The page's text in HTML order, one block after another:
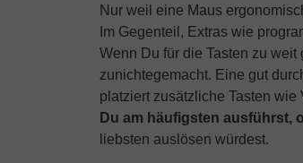
Nur weil eine Maus
Im Gegenteil, Extras wie
Wenn Du für die Tasten zu
zunichtegemacht. Eine gut
platziert zusätzliche Tasten
Du am häufigsten ausführst,
liebsten auslösen würdest.